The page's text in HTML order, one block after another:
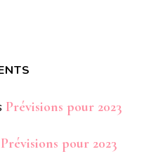
Prévisions pour 2023
Prévisions pour 2023